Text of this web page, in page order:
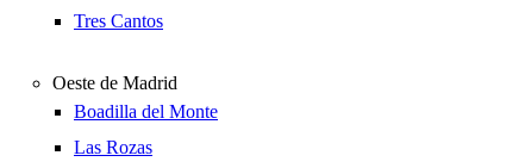
Tres Cantos
Oeste de Madrid
Boadilla del Monte
Las Rozas